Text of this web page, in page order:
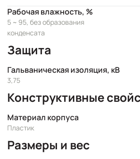
Рабочая влажность, %
5 ~ 95, без образования
конденсата
Защита
Гальваническая изоляция, кВ
3,75
Конструктивные
Материал корпуса
Пластик
Размеры и вес